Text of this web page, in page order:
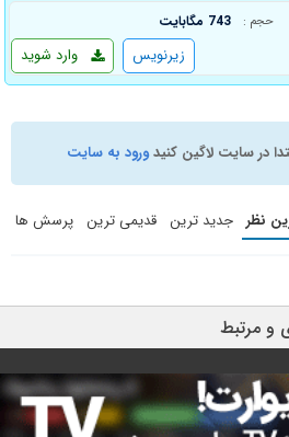
حجم : 743 مگابایت
وارد شوید زیرنویس
در سایت لاگین کنیدورود به سایت
نظر جدید ترین قدیمی ترین پرسش ها
و مرتبط